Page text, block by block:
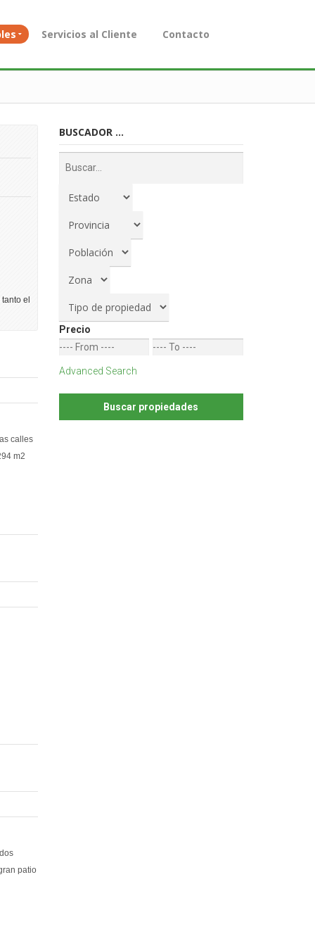
Servicios al Cliente Contacto
el
calles
m2
patio
BUSCADOR ...
Precio
Advanced Search